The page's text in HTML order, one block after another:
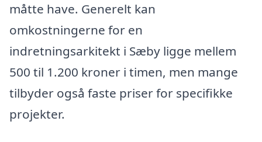
måtte have. Generelt kan
omkostningerne for en
indretningsarkitekt i Sæby ligge mellem
500 til 1.200 kroner i timen, men mange
tilbyder også faste priser for specifikke
projekter.